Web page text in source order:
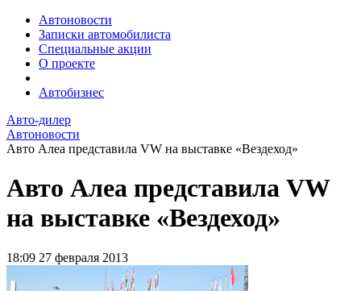
Автоновости
Записки автомобилиста
Специальные акции
О проекте
Автобизнес
Авто-дилер
Автоновости
Авто Алеа представила VW на выставке «Вездеход»
Авто Алеа представила VW
на выставке «Вездеход»
18:09 27 февраля 2013